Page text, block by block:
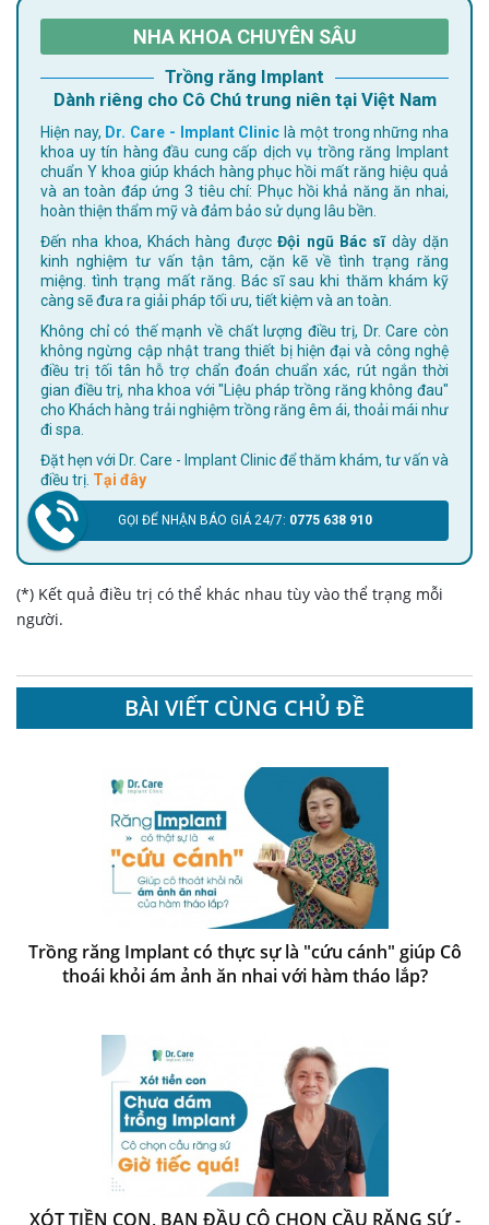
NHA KHOA CHUYÊN SÂU
Trồng răng Implant
Dành riêng cho Cô Chú trung niên tại Việt Nam
Hiện nay, Dr. Care - Implant Clinic là một trong những nha
khoa uy tín hàng đầu cung cấp dịch vụ trồng răng Implant
chuẩn Y khoa giúp khách hàng phục hồi mất răng hiệu quả
và an toàn đáp ứng 3 tiêu chí: Phục hồi khả năng ăn nhai,
hoàn thiện thẩm mỹ và đảm bảo sử dụng lâu bền.
Đến nha khoa, Khách hàng đượcĐội ngũ Bác sĩdày dặn
kinh nghiệm tư vấn tận tâm, cặn kẽ về tình trạng răng
miệng. tình trạng mất răng. Bác sĩ sau khi thăm khám kỹ
càng sẽ đưa ra giải pháp tối ưu, tiết kiệm và an toàn.
Không chỉ có thế mạnh về chất lượng điều trị, Dr. Care còn
không ngừng cập nhật trang thiết bị hiện đại và công nghệ
điều trị tối tân hỗ trợ chẩn đoán chuẩn xác, rút ngắn thời
gian điều trị, nha khoa với "Liệu pháp trồng răng không đau"
cho Khách hàng trải nghiệm trồng răng êm ái, thoải mái như
đi spa.
Đặt hẹn với Dr. Care - Implant Clinic để thăm khám, tư vấn và
điều trị. Tại đây
GỌI ĐỂ NHẬN BÁO GIÁ 24/7: 0775 638 910
(*) Kết quả điều trị có thể khác nhau tùy vào thể trạng mỗi
người.
BÀI VIẾT CÙNG CHỦ ĐỀ
Trồng răng Implant có thực sự là "cứu cánh" giúp Cô
thoái khỏi ám ảnh ăn nhai với hàm tháo lắp?
XÓT TIỀN CON, BAN ĐẦU CÔ CHỌN CẦU RĂNG SỨ -